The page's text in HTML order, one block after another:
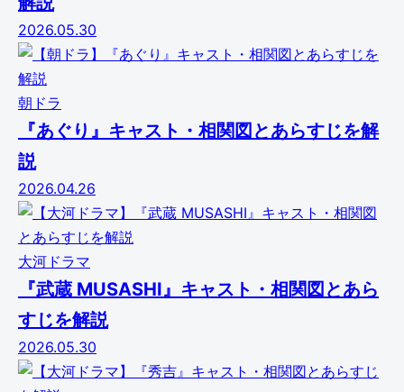
2026.05.30
朝ドラ
『あぐり』キャスト・相関図とあらすじを解
説
2026.04.26
大河ドラマ
『武蔵 MUSASHI』キャスト・相関図とあら
すじを解説
2026.05.30